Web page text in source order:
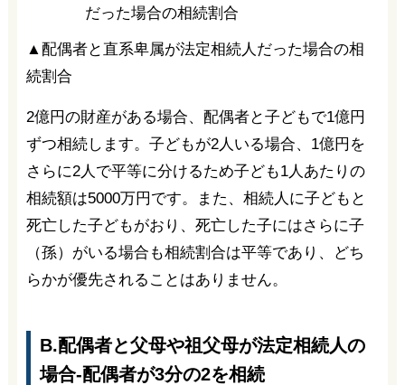
▲配偶者と直系卑属が法定相続人だった場合の相
続割合
2億円の財産がある場合、配偶者と子どもで1億円
ずつ相続します。子どもが2人いる場合、1億円を
さらに2人で平等に分けるため子ども1人あたりの
相続額は5000万円です。また、相続人に子どもと
死亡した子どもがおり、死亡した子にはさらに子
（孫）がいる場合も相続割合は平等であり、どち
らかが優先されることはありません。
B.配偶者と父母や祖父母が法定相続人の
場合-配偶者が3分の2を相続